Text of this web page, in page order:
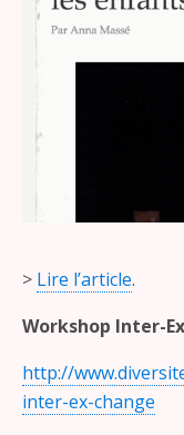
> Lire l’article.
Workshop Inter-
http://
inter-ex-change